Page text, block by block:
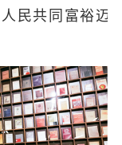
民共同富裕迈